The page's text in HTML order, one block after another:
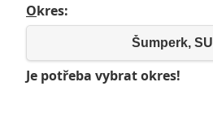
Okres:
Šumperk, SU
Je potřeba vybrat okres!